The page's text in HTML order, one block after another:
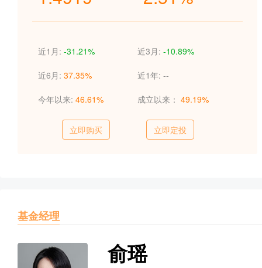
近1月: -31.21% 近3月: -10.89%
近6月: 37.35% 近1年: --
今年以来: 46.61% 成立以来： 49.19%
立即购买 立即定投
基金经理
俞瑶